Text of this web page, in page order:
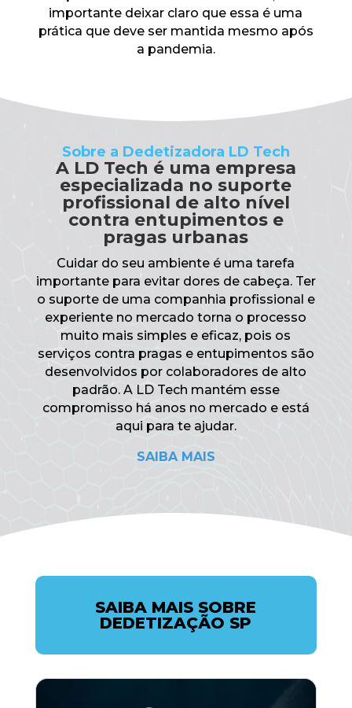
importante deixar claro que essa é uma
prática que deve ser mantida mesmo após
a pandemia.
Sobre a Dedetizadora LD Tech
A LD Tech é uma empresa
especializada no suporte
profissional de alto nível
contra entupimentos e
pragas urbanas
Cuidar do seu ambiente é uma tarefa
importante para evitar dores de cabeça. Ter
o suporte de uma companhia profissional e
experiente no mercado torna o processo
muito mais simples e eficaz, pois os
serviços contra pragas e entupimentos são
desenvolvidos por colaboradores de alto
padrão. A LD Tech mantém esse
compromisso há anos no mercado e está
aqui para te ajudar.
SAIBA MAIS
SAIBA MAIS SOBRE
DEDETIZAÇÃO SP